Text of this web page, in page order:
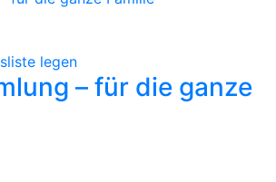
legen
– für die ganze